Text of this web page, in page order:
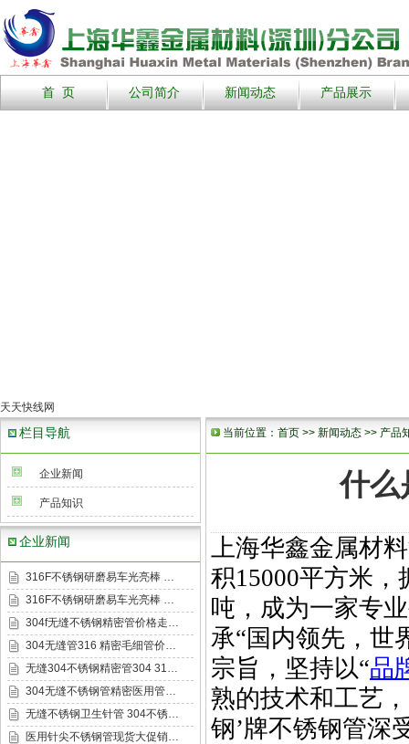
首 页 公司简介 新闻动态 产品展示
天天快线网
栏目导航
企业新闻
产品知识
企业新闻
316F不锈钢研磨易车光亮棒 …
316F不锈钢研磨易车光亮棒 …
304f无缝不锈钢精密管价格走…
304无缝管316 精密毛细管价…
无缝304不锈钢精密管304 31…
304无缝不锈钢管精密医用管…
无缝不锈钢卫生针管 304不锈…
医用针尖不锈钢管现货大促销…
当前位置： 首页 >> 新闻动态 >> 产品
什么
上海华鑫金属材
积15000平方米，
吨，成为一家专
承“国内领先，世
宗旨，坚持以“品
熟的技术和工艺
钢’牌不锈钢管深